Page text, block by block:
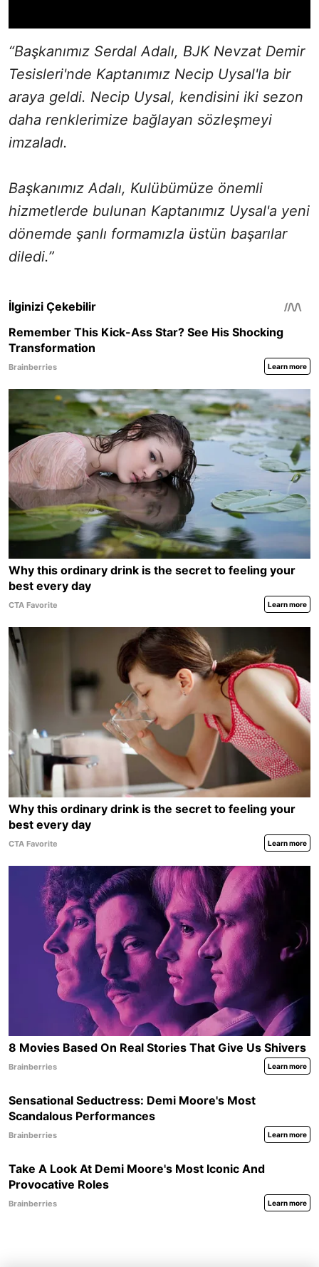
“Başkanımız Serdal Adalı, BJK Nevzat Demir
Tesisleri'nde Kaptanımız Necip Uysal'la bir
araya geldi. Necip Uysal, kendisini iki sezon
daha renklerimize bağlayan sözleşmeyi
imzaladı.
Başkanımız Adalı, Kulübümüze önemli
hizmetlerde bulunan Kaptanımız Uysal'a yeni
dönemde şanlı formamızla üstün başarılar
diledi.”